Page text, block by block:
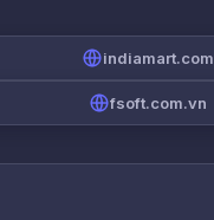
indiamart.com
fsoft.com.vn